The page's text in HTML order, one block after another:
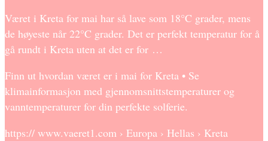
Været i Kreta for mai har så lave som 18°C grader, mens
de høyeste når 22°C grader. Det er perfekt temperatur for å
gå rundt i Kreta uten at det er for …
Finn ut hvordan været er i mai for Kreta • Se
klimainformasjon med gjennomsnittstemperaturer og
vanntemperaturer for din perfekte solferie.
https:// www.vaeret1.com › Europa › Hellas › Kreta